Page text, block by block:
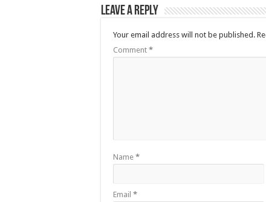
Leave a Reply
Your email address will not be published.
Comment *
Name *
Email *